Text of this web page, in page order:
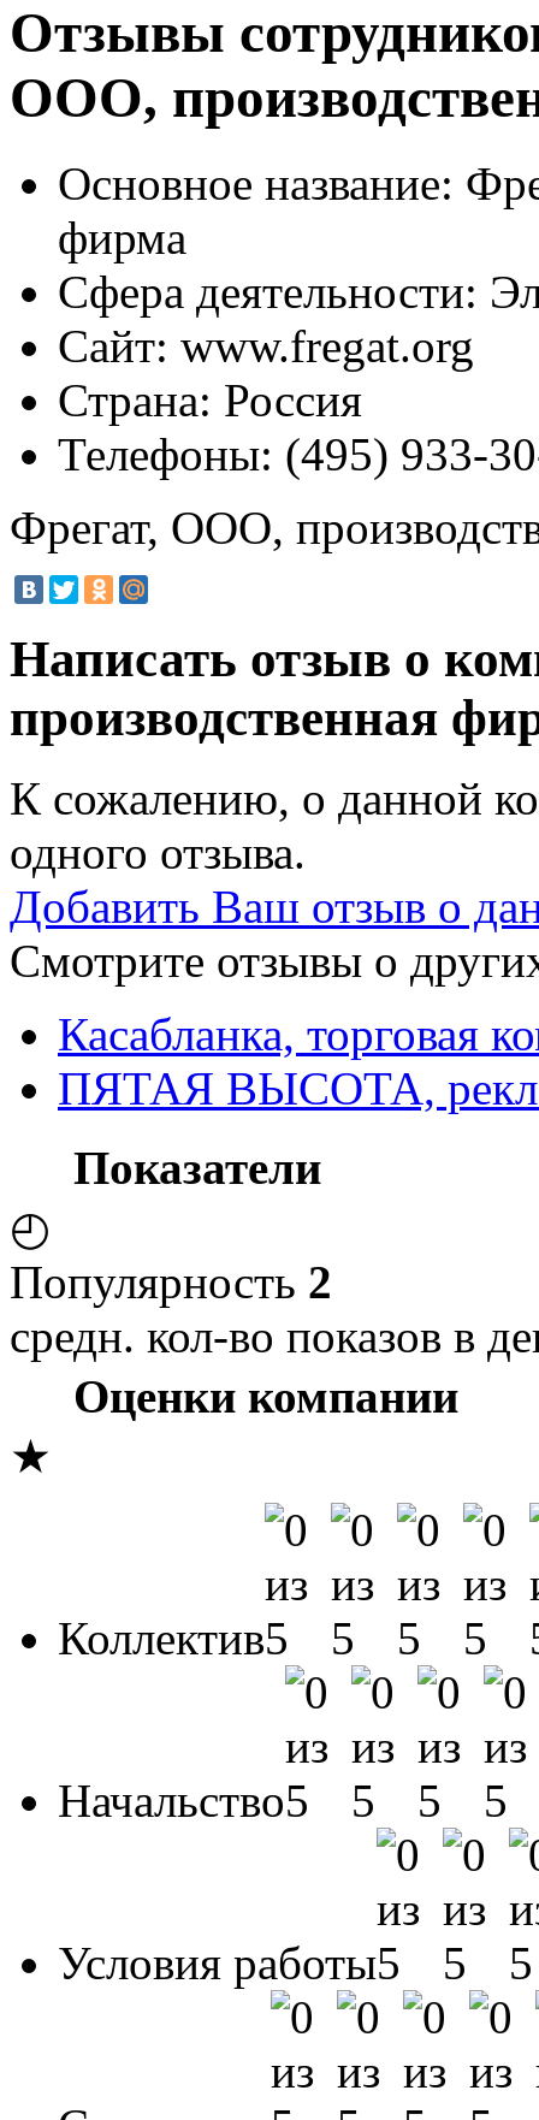
Отзывы
ООО,
Основное название:
фирма
Сфера деятельности:
Сайт: www.fregat.org
Страна: Россия
Телефоны: (495) 933-
Фрегат, ООО,
Написать отзыв о
производственная
К сожалению, о данной
одного отзыва.
Добавить Ваш отзыв о
Смотрите отзывы о
Касабланка, торговая
ПЯТАЯ ВЫСОТА,
Показатели
◴
Популярность 2
средн. кол-во показов в
Оценки компании
★
Коллектив
Начальство
Условия работы